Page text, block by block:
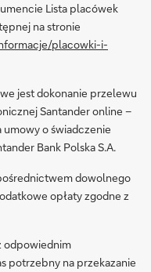
Lista placówek
na stronie
placowki-i-
jest dokonanie przelewu
Santander online –
o świadczenie
Bank Polska S.A.
dowolnego
opłaty zgodne z
odpowiednim
potrzebny na przekazanie